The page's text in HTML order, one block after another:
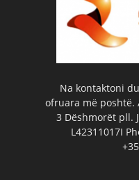
Na kontaktoni
ofruara më poshtë.
3 Dëshmorët pll.
L42311017I